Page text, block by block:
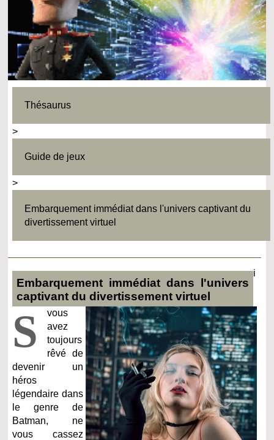
Thésaurus
>
Guide de jeux
>
Embarquement immédiat dans l'univers captivant du
divertissement virtuel
Embarquement immédiat dans l'univers
captivant du divertissement virtuel
S
i
vous
avez
toujours
rêvé de
devenir un
héros
légendaire dans
le genre de
Batman, ne
vous cassez